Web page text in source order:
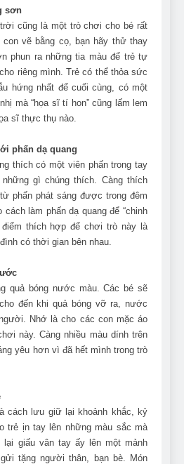
sơn
cũng là một trò chơi cho bé rất
vẽ bằng cọ, bạn hãy thử thay
phun ra những tia màu để trẻ tự
riêng mình. Trẻ có thể thỏa sức
hứng nhất để cuối cùng, có một
mà “họa sĩ tí hon” cũng lấm lem
sĩ thực thụ nào.
phấn dạ quang
thích có một viên phấn trong tay
gì chúng thích. Càng thích
phấn phát sáng được trong đêm
làm phấn dạ quang để “chinh
điểm thích hợp để chơi trò này là
có thời gian bên nhau.
quả bóng nước màu. Các bé sẽ
đến khi quả bóng vỡ ra, nước
Nhớ là cho các con mặc áo
này. Càng nhiều màu dính trên
yêu hơn vì đã hết mình trong trò
cách lưu giữ lại khoảnh khắc, kỷ
trẻ ịn tay lên những màu sắc mà
lại giấu vân tay ấy lên một mảnh
tặng người thân, bạn bè. Món